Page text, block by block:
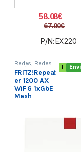
58.08€
67.00€
P/N: EX220
Redes Redes
inalámbricas
Sistemas Mesh
FRITZ!Repeat
er 1200 AX
WiFi6 1xGbE
Mesh